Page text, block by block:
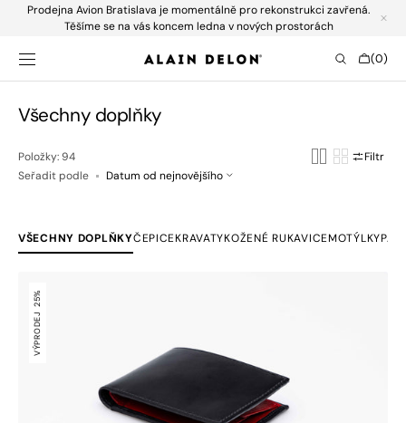
SKIP TO
CONTENT
Prodejna Avion Bratislava je momentálně pro rekonstrukci zavřená.
Těšíme se na vás koncem ledna v nových prostorách
Cart
(0)
0
Collection:
Všechny doplňky
Položky: 94
Filtr
Seřadit podle
VŠECHNY DOPLŇKYČEPICEKRAVATYKOŽENÉ RUKAVICEMOTÝLKY
peňaženka
VÝPRODEJ
25%